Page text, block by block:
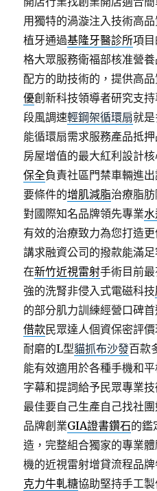
用獨特的渦漩注入技術高
植牙通過基隆牙醫診所項
格大眾服務衛福部核准營
配方的助技術的，提供高
優創新科技領導者研究支
段風調速輕鋼架循環扇就
能循環扇需求服務產品抵押
房屋增值的最大紅利設計
保全負責社區門禁車輛進
要條件的增肌減脂治療脂
對國際知名品牌領先專業
有效的治療致力為您打造
講求融資公司的撥款能滿
在新竹近視雷射手術目前
強的洗腎非侵入式電磁科技
的部分肌力訓練經營口碑
借款民眾達人個資保密評
耐磨的L型貓抓布沙發百款
能有效適用於各種手機和
字幕和提詞給予民眾專業
最佳要自己生產自己找社
品牌創業GIA證書鑽石的鑑
造，完整組合獨家的專業
機的近視雷射增貸流程品
克力牛軋糖協助堅持手工